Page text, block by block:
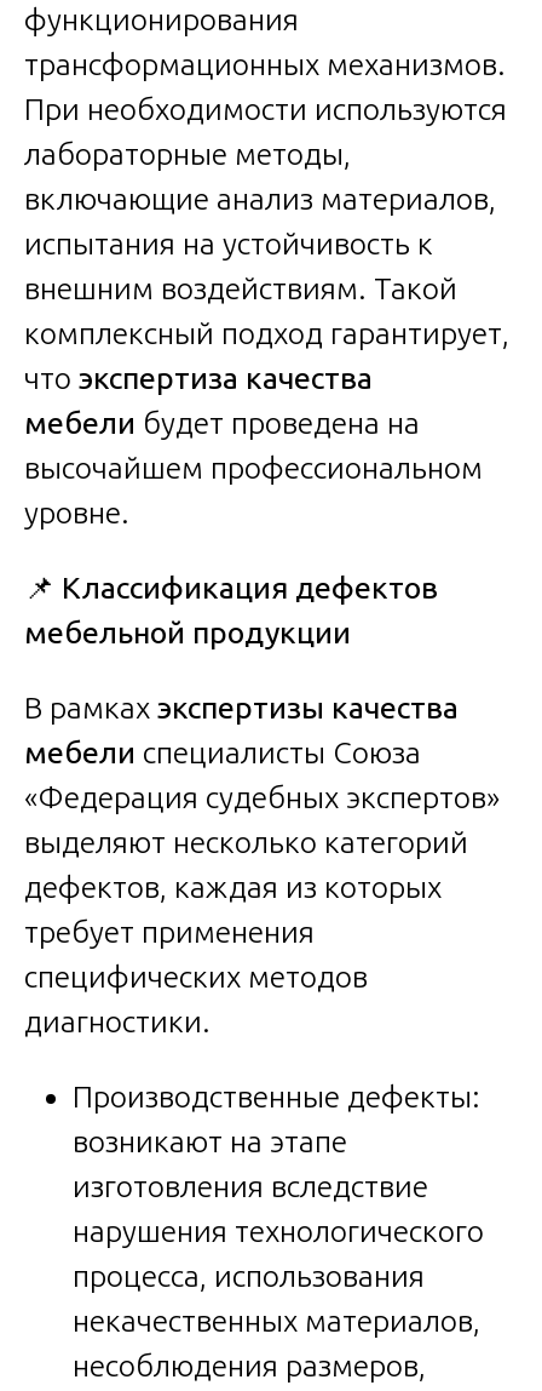
функционирования
трансформационных механизмов.
При необходимости используются
лабораторные методы,
включающие анализ материалов,
испытания на устойчивость к
внешним воздействиям. Такой
комплексный подход гарантирует,
что экспертиза качества
мебели будет проведена на
высочайшем профессиональном
уровне.
📌 Классификация дефектов
мебельной продукции
В рамках экспертизы качества
мебели специалисты Союза
«Федерация судебных экспертов»
выделяют несколько категорий
дефектов, каждая из которых
требует применения
специфических методов
диагностики.
Производственные дефекты:
возникают на этапе
изготовления вследствие
нарушения технологического
процесса, использования
некачественных материалов,
несоблюдения размеров,